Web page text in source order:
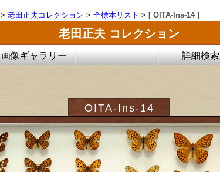
> 老田正夫コレクション > 全標本リスト > [ OITA-Ins-14 ]
老田正夫 コレクション
画像ギャラリー 詳細検索
OITA-Ins-14